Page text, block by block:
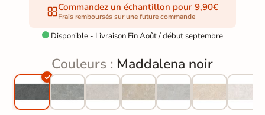
Commandez un échantillon pour 9,90€
Frais remboursés sur une future commande
 Disponible - Livraison Fin Août / début septembre
Couleurs : Maddalena noir